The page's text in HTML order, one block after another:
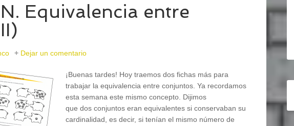
Equivalencia entre
Dejar un comentario
¡Buenas tardes! Hoy traemos dos fichas más para
trabajar la equivalencia entre conjuntos. Ya recordamos
esta semana este mismo concepto. Dijimos
que dos conjuntos eran equivalentes si conservaban su
cardinalidad, es decir, si tenían el mismo número de